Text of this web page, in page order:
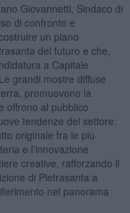
Giovannetti, Sindaco di
di confronto e
un piano
del futuro e che,
a Capitale
grandi mostre diffuse
promuovono la
offrono al pubblico
tendenze del settore:
originale fra le più
e l’innovazione
creative, rafforzando il
di Pietrasanta a
nel panorama